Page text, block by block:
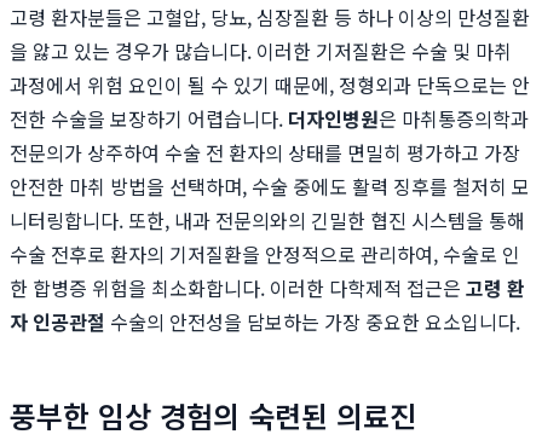
고령 환자분들은 고혈압, 당뇨, 심장질환 등 하나 이상의 만성질환
을 앓고 있는 경우가 많습니다. 이러한 기저질환은 수술 및 마취
과정에서 위험 요인이 될 수 있기 때문에, 정형외과 단독으로는 안
전한 수술을 보장하기 어렵습니다. 더자인병원은 마취통증의학과
전문의가 상주하여 수술 전 환자의 상태를 면밀히 평가하고 가장
안전한 마취 방법을 선택하며, 수술 중에도 활력 징후를 철저히 모
니터링합니다. 또한, 내과 전문의와의 긴밀한 협진 시스템을 통해
수술 전후로 환자의 기저질환을 안정적으로 관리하여, 수술로 인
한 합병증 위험을 최소화합니다. 이러한 다학제적 접근은 고령 환
자 인공관절 수술의 안전성을 담보하는 가장 중요한 요소입니다.
풍부한 임상 경험의 숙련된 의료진